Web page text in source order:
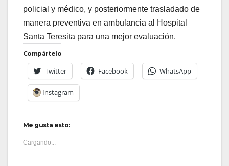
policial y médico, y posteriormente trasladado de
manera preventiva en ambulancia al Hospital
Santa Teresita para una mejor evaluación.
Compártelo
Twitter Facebook WhatsApp
Instagram
Me gusta esto:
Cargando...